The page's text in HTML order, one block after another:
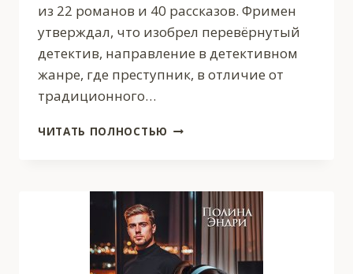
из 22 романов и 40 рассказов. Фримен
утверждал, что изобрел перевёрнутый
детектив, направление в детективном
жанре, где преступник, в отличие от
традиционного…
ЧИТАТЬ ПОЛНОСТЬЮ ДОКТОР
31
НЬЮ
ИНН